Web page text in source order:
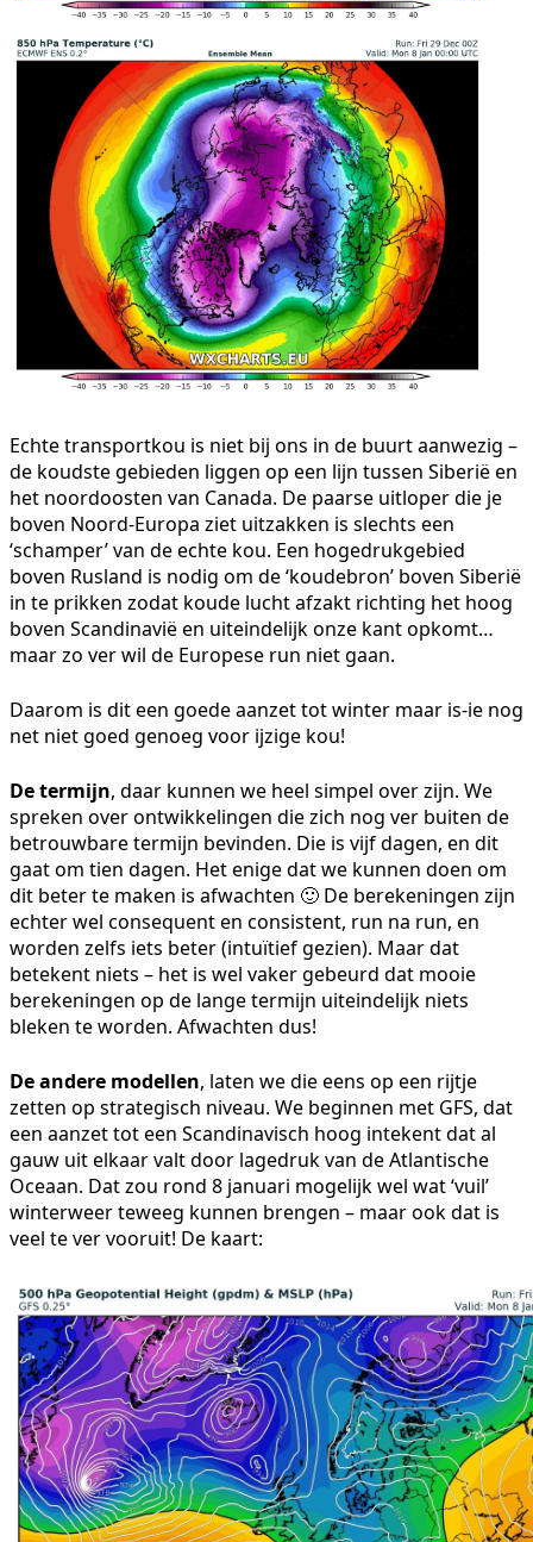
Echte transportkou is niet bij ons in de buurt aanwezig –
de koudste gebieden liggen op een lijn tussen Siberië en
het noordoosten van Canada. De paarse uitloper die je
boven Noord-Europa ziet uitzakken is slechts een
‘schamper’ van de echte kou. Een hogedrukgebied
boven Rusland is nodig om de ‘koudebron’ boven Siberië
in te prikken zodat koude lucht afzakt richting het hoog
boven Scandinavië en uiteindelijk onze kant opkomt…
maar zo ver wil de Europese run niet gaan.
Daarom is dit een goede aanzet tot winter maar is-ie nog
net niet goed genoeg voor ijzige kou!
De termijn, daar kunnen we heel simpel over zijn. We
spreken over ontwikkelingen die zich nog ver buiten de
betrouwbare termijn bevinden. Die is vijf dagen, en dit
gaat om tien dagen. Het enige dat we kunnen doen om
dit beter te maken is afwachten 🙂 De berekeningen zijn
echter wel consequent en consistent, run na run, en
worden zelfs iets beter (intuïtief gezien). Maar dat
betekent niets – het is wel vaker gebeurd dat mooie
berekeningen op de lange termijn uiteindelijk niets
bleken te worden. Afwachten dus!
De andere modellen, laten we die eens op een rijtje
zetten op strategisch niveau. We beginnen met GFS, dat
een aanzet tot een Scandinavisch hoog intekent dat al
gauw uit elkaar valt door lagedruk van de Atlantische
Oceaan. Dat zou rond 8 januari mogelijk wel wat ‘vuil’
winterweer teweeg kunnen brengen – maar ook dat is
veel te ver vooruit! De kaart: